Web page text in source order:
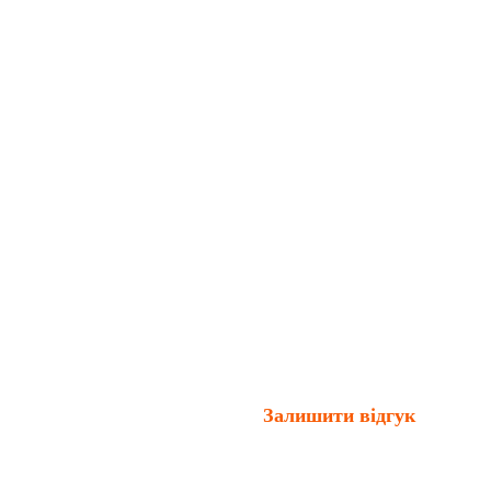
Залишити відгук